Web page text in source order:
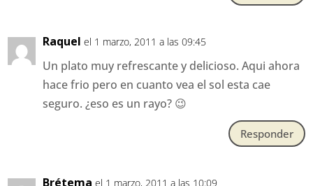
Raquel el 1 marzo, 2011 a las 09:45
Un plato muy refrescante y delicioso. Aqui ahora
hace frio pero en cuanto vea el sol esta cae
seguro. ¿eso es un rayo? 😉
Responder
Brétema el 1 marzo, 2011 a las 10:09